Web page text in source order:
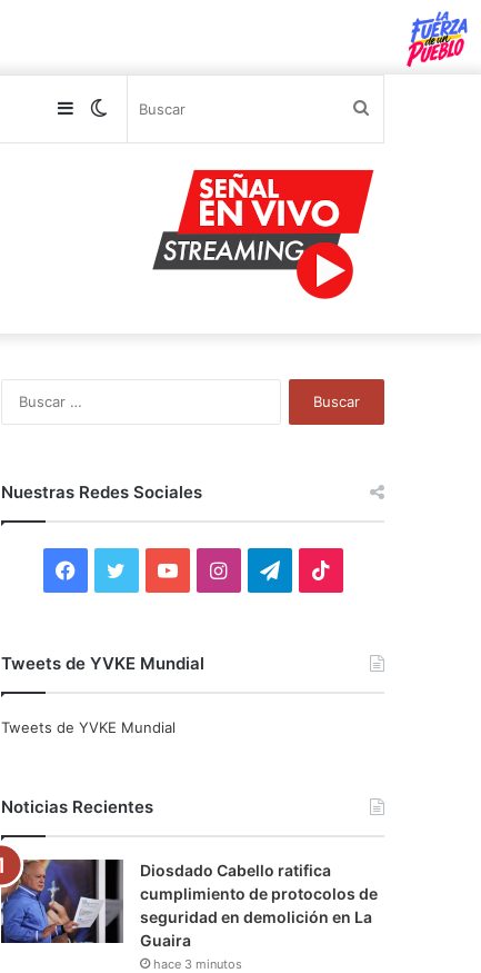
Switch
Sidebar
Nuestras Redes Sociales
F
c
o
k
i
r
Y
u
e
I
r
a
m
T
a
m
Tweets de YVKE Mundial
Tweets de YVKE Mundial
Noticias Recientes
Diosdado Cabello ratifica
cumplimiento de protocolos de
seguridad en demolición en La
Guaira
hace 3 minutos